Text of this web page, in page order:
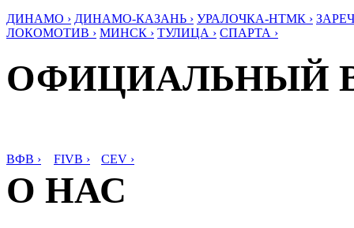
ДИНАМО › ДИНАМО-КАЗАНЬ › УРАЛОЧКА-НТМК ›
ЛОКОМОТИВ › МИНСК › ТУЛИЦА › СПАРТА ›
ОФИЦИАЛЬНЫЙ
ВФВ › FIVB › CEV ›
О НАС